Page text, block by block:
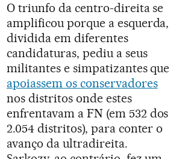
O triunfo da centro-direita se
amplificou porque a esquerda,
dividida em diferentes
candidaturas, pediu a seus
militantes e simpatizantes que
apoiassem os conservadores
nos distritos onde estes
enfrentavam a FN (em 532 dos
2.054 distritos), para conter o
avanço da ultradireita.